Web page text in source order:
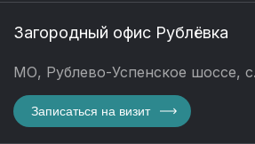
Загородный офис Рублёвка
МО, Рублево-Успенское шоссе,
Записаться на визит